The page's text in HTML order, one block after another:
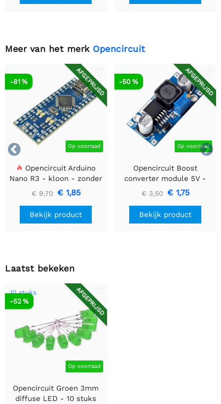
Meer van het merk Opencircuit


AFGEPRIJSD
Op voorraad
-81 %
Opencircuit Arduino
Nano R3 - kloon - zonder
headers
€ 9,70 € 1,85
Bekijk product
AFGEPRIJSD
Op voorraad
-50 %
Opencircuit Boost
converter module 5V -
35V XL6009
€ 3,50 € 1,75
Bekijk product
Laatst bekeken
AFGEPRIJSD
10 stuks
Op voorraad
-52 %
Opencircuit Groen 3mm
diffuse LED - 10 stuks